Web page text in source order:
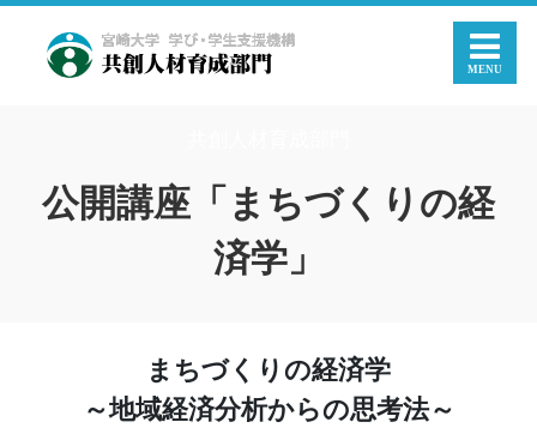
公開講座「まちづくりの経
済学」
まちづくりの経済学
～地域経済分析からの思考法～